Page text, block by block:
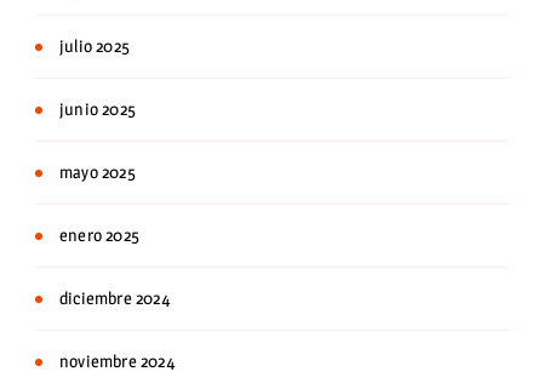
julio 2025
junio 2025
mayo 2025
enero 2025
diciembre 2024
noviembre 2024